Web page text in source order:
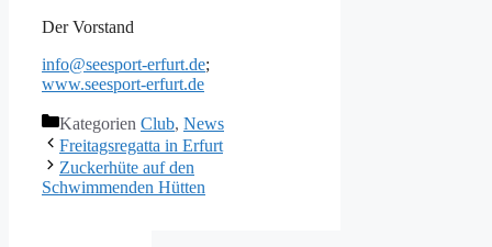
Der Vorstand
info@seesport-erfurt.de;
www.seesport-erfurt.de
Kategorien Club, News
Freitagsregatta in Erfurt
Zuckerhüte auf den
Schwimmenden Hütten